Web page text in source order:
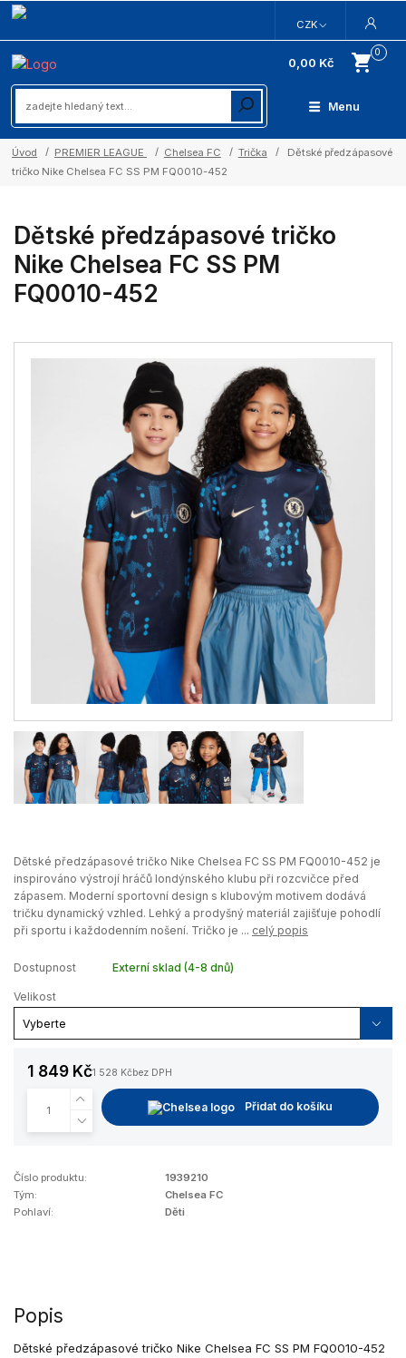
Menu
CZK
0
0,00 Kč
Úvod PREMIER LEAGUE Chelsea FC Trička
Dětské předzápasové
tričko Nike Chelsea FC SS PM FQ0010-452
Dětské předzápasové tričko
Nike Chelsea FC SS PM
FQ0010-452
Dětské předzápasové tričko Nike Chelsea FC SS PM FQ0010-452 je
inspirováno výstrojí hráčů londýnského klubu při rozcvičce před
zápasem. Moderní sportovní design s klubovým motivem dodává
tričku dynamický vzhled. Lehký a prodyšný materiál zajišťuje pohodlí
při sportu i každodenním nošení. Tričko je ... celý popis
Dostupnost Externí sklad (4-8 dnů)
Velikost
1 849 Kč1 528 Kčbez DPH
Přidat do košíku
Číslo produktu:
1939210
Tým:
Chelsea FC
Pohlaví:
Děti
Popis
Dětské předzápasové tričko Nike Chelsea FC SS PM FQ0010-452